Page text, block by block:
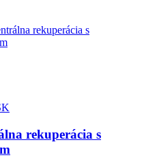
rekuperácia s